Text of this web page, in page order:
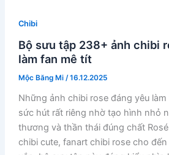
Chibi
Bộ sưu tập 238+ ảnh chibi
làm fan mê tít
Mộc Băng Mi /16.12.2025
Những ảnh chibi rose đáng yêu
sức hút rất riêng nhờ tạo hình nhỏ
thương và thần thái đúng chất
chibi cute, fanart chibi rose cho